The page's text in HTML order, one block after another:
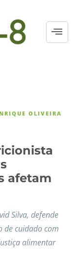
OLIVEIRA
afetam
Silva, defende
de cuidado com
alimentar